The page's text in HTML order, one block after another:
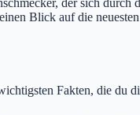
der sich
Blick auf die
Fakten, die du